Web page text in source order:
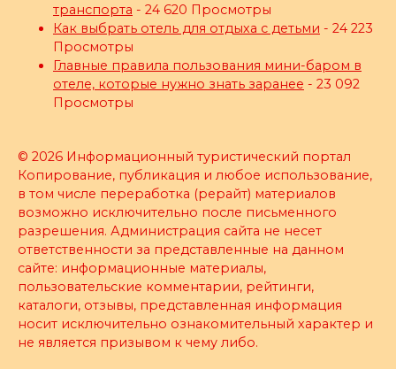
транспорта - 24 620 Просмотры
Как выбрать отель для отдыха с детьми - 24 223
Просмотры
Главные правила пользования мини-баром в
отеле, которые нужно знать заранее - 23 092
Просмотры
© 2026 Информационный туристический портал
Копирование, публикация и любое использование,
в том числе переработка (рерайт) материалов
возможно исключительно после письменного
разрешения. Администрация сайта не несет
ответственности за представленные на данном
сайте: информационные материалы,
пользовательские комментарии, рейтинги,
каталоги, отзывы, представленная информация
носит исключительно ознакомительный характер и
не является призывом к чему либо.